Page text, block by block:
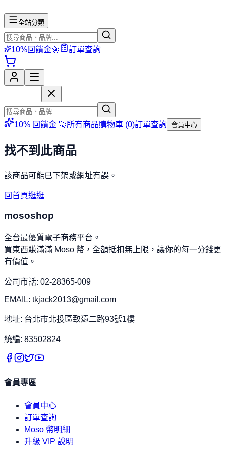
全站分類
10%回饋金🚀 訂單查詢
10% 回饋金 🚀所有商品購物車 (0)訂單查詢 會員中心
找不到此商品
該商品可能已下架或網址有誤。
回首頁逛逛
mososhop
全台最優質電子商務平台。
買東西賺滿滿 Moso 幣，全額抵扣無上限，讓你的每一分錢更
有價值。
公司市話: 02-28365-009
EMAIL: tkjack2013@gmail.com
地址: 台北市北投區致遠二路93號1樓
統編: 83502824
會員專區
會員中心
訂單查詢
Moso 幣明細
升級 VIP 說明